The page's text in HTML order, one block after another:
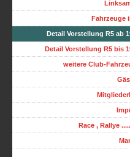
Fahrzeuge
Detail Vorstellung R5 ab
Detail Vorstellung R5 bis
weitere Club-
Race , Rallye